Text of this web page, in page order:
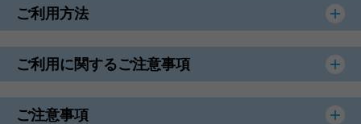
ご利用方法
ご利用に関するご注意事項
ご注意事項